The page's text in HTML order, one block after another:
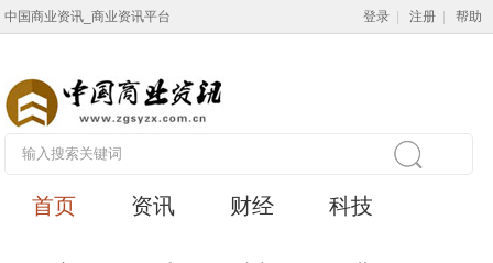
中国商业资讯_商业资讯平台 登录 注册 帮助
首页 资讯 财经 科技